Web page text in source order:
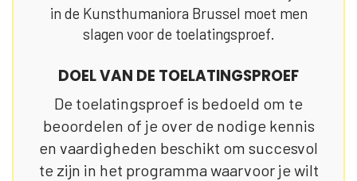
in de Kunsthumaniora Brussel moet men
slagen voor de toelatingsproef.
DOEL VAN DE TOELATINGSPROEF
De toelatingsproef is bedoeld om te
beoordelen of je over de nodige kennis
en vaardigheden beschikt om succesvol
te zijn in het programma waarvoor je wilt